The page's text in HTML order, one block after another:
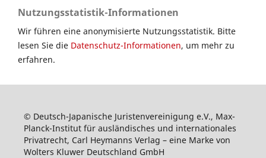
Nutzungsstatistik-Informationen
Wir führen eine anonymisierte Nutzungsstatistik. Bitte
lesen Sie die Datenschutz-Informationen, um mehr zu
erfahren.
© Deutsch-Japanische Juristenvereinigung e.V., Max-
Planck-Institut für ausländisches und internationales
Privatrecht, Carl Heymanns Verlag – eine Marke von
Wolters Kluwer Deutschland GmbH